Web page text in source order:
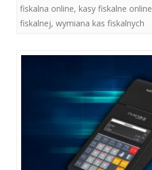
fiskalna online, kasy fiskalne online
fiskalnej, wymiana kas fiskalnych